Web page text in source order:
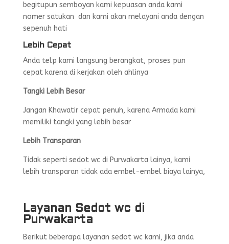
begitupun semboyan kami kepuasan anda kami
nomer satukan dan kami akan melayani anda dengan
sepenuh hati
Lebih Cepat
Anda telp kami langsung berangkat, proses pun
cepat karena di kerjakan oleh ahlinya
Tangki Lebih Besar
Jangan Khawatir cepat penuh, karena Armada kami
memiliki tangki yang lebih besar
Lebih Transparan
Tidak seperti sedot wc di Purwakarta lainya, kami
lebih transparan tidak ada embel-embel biaya lainya,
Layanan Sedot wc di
Purwakarta
Berikut beberapa layanan sedot wc kami, jika anda